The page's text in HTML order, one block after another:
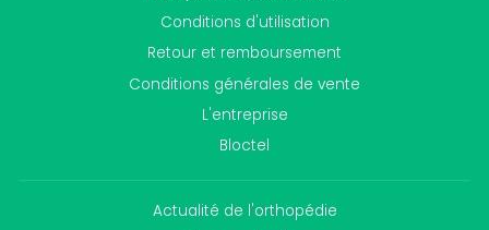
Conditions d'utilisation
Retour et remboursement
Conditions générales de vente
L'entreprise
Bloctel
Actualité de l'orthopédie